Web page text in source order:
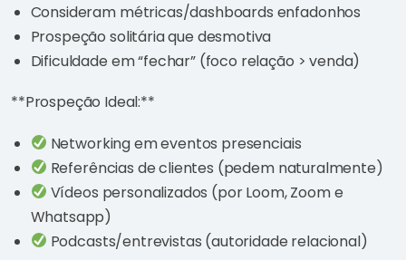
Consideram métricas/dashboards enfadonhos
Prospeção solitária que desmotiva
Dificuldade em “fechar” (foco relação > venda)
**Prospeção Ideal:**
Networking em eventos presenciais
Referências de clientes (pedem naturalmente)
Vídeos personalizados (por Loom, Zoom e
Whatsapp)
Podcasts/entrevistas (autoridade relacional)